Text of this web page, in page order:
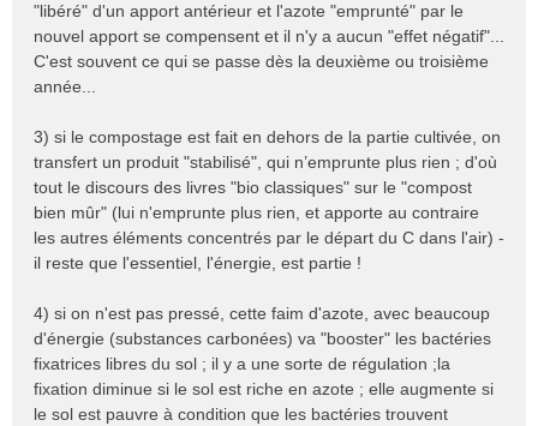
"libéré" d'un apport antérieur et l'azote "emprunté" par le
nouvel apport se compensent et il n'y a aucun "effet négatif"...
C'est souvent ce qui se passe dès la deuxième ou troisième
année...
3) si le compostage est fait en dehors de la partie cultivée, on
transfert un produit "stabilisé", qui n’emprunte plus rien ; d'où
tout le discours des livres "bio classiques" sur le "compost
bien mûr" (lui n'emprunte plus rien, et apporte au contraire
les autres éléments concentrés par le départ du C dans l'air) -
il reste que l'essentiel, l'énergie, est partie !
4) si on n'est pas pressé, cette faim d'azote, avec beaucoup
d'énergie (substances carbonées) va "booster" les bactéries
fixatrices libres du sol ; il y a une sorte de régulation ;la
fixation diminue si le sol est riche en azote ; elle augmente si
le sol est pauvre à condition que les bactéries trouvent